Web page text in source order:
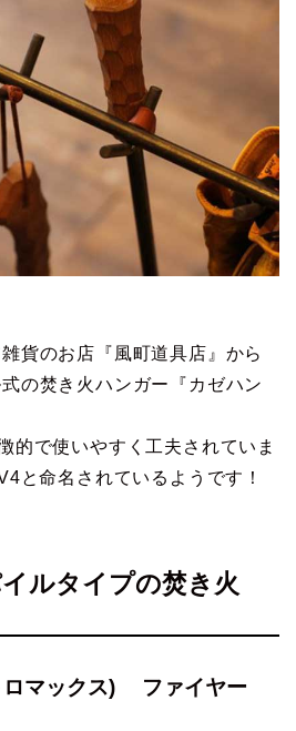
貨のお店『風町道具店』から
の焚き火ハンガー『カゼハン
的で使いやすく工夫されていま
と命名されているようです！
ルタイプの焚き⽕
ロマックス) ファイヤー